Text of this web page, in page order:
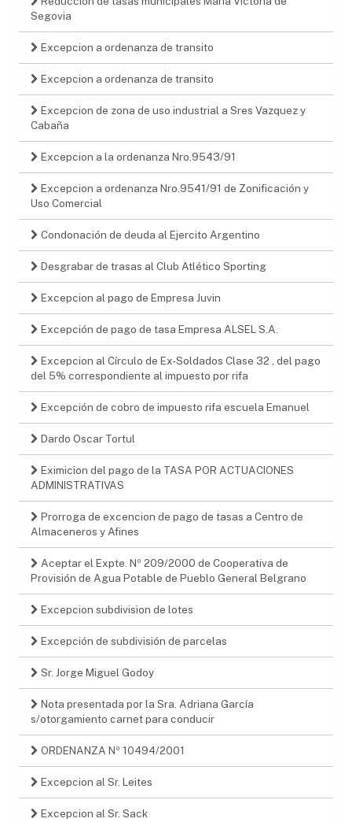
Segovia
Excepcion a ordenanza de transito
Excepcion a ordenanza de transito
Excepcion de zona de uso industrial a Sres Vazquez y
Cabaña
Excepcion a la ordenanza Nro.9543/91
Excepcion a ordenanza Nro.9541/91 de Zonificación y
Uso Comercial
Condonación de deuda al Ejercito Argentino
Desgrabar de trasas al Club Atlético Sporting
Excepcion al pago de Empresa Juvin
Excepción de pago de tasa Empresa ALSEL S.A.
Excepcion al Círculo de Ex-Soldados Clase 32 , del pago
del 5% correspondiente al impuesto por rifa
Excepción de cobro de impuesto rifa escuela Emanuel
Dardo Oscar Tortul
Eximicion del pago de la TASA POR ACTUACIONES
ADMINISTRATIVAS
Prorroga de excencion de pago de tasas a Centro de
Almaceneros y Afines
Aceptar el Expte. Nº 209/2000 de Cooperativa de
Provisión de Agua Potable de Pueblo General Belgrano
Excepcion subdivision de lotes
Excepción de subdivisión de parcelas
Sr. Jorge Miguel Godoy
Nota presentada por la Sra. Adriana García
s/otorgamiento carnet para conducir
ORDENANZA Nº 10494/2001
Excepcion al Sr. Leites
Excepcion al Sr. Sack